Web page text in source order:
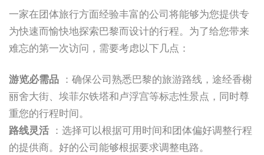
一家在团体旅行方面经验丰富的公司将能够为您提供专
为快速而愉快地探索巴黎而设计的行程。为了给您带来
难忘的第一次访问，需要考虑以下几点：
游览必需品 ：确保公司熟悉巴黎的旅游路线，途经香榭
丽舍大街、埃菲尔铁塔和卢浮宫等标志性景点，同时尊
重您的行程时间。
路线灵活 ：选择可以根据可用时间和团体偏好调整行程
的提供商。好的公司能够根据要求调整电路。